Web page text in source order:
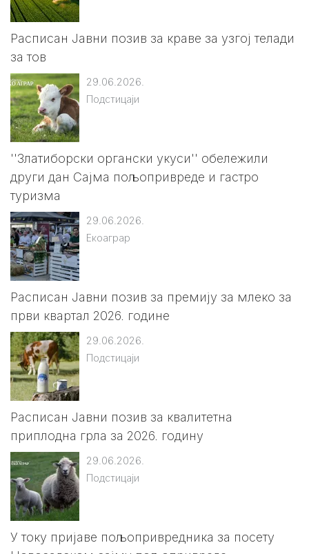
Расписан Jавни позив за краве за узгој телади
за тов
29.06.2026.
Подстицаји
''Златиборски органски укуси'' обележили
други дан Сајма пољопривреде и гастро
туризма
29.06.2026.
Екоаграр
Расписан Јавни позив за премију за млеко за
први квартал 2026. године
29.06.2026.
Подстицаји
Расписан Јавни позив за квалитетна
приплодна грла за 2026. годину
29.06.2026.
Подстицаји
У току пријаве пољопривредника за посету